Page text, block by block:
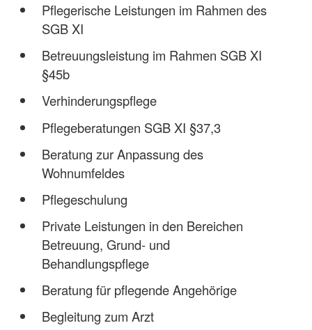
Pflegerische Leistungen im Rahmen des
SGB XI
Betreuungsleistung im Rahmen SGB XI
§45b
Verhinderungspflege
Pflegeberatungen SGB XI §37,3
Beratung zur Anpassung des
Wohnumfeldes
Pflegeschulung
Private Leistungen in den Bereichen
Betreuung, Grund- und
Behandlungspflege
Beratung für pflegende Angehörige
Begleitung zum Arzt